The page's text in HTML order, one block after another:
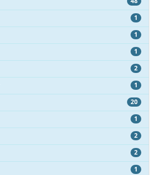
1
1
1
2
1
20
1
2
2
1